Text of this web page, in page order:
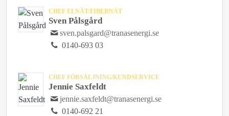
CHEF ELNÄT/FIBERNÄT
Sven Pålsgård
sven.palsgard@tranasenergi.se
0140-693 03
CHEF FÖRSÄLJNING/KUNDSERVICE
Jennie Saxfeldt
jennie.saxfeldt@tranasenergi.se
0140-692 21